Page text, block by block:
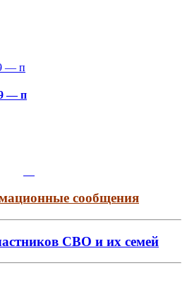
— п
— п
сообщения
СВО и их семей